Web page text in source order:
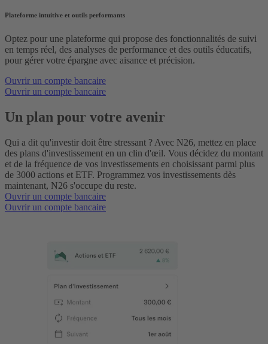
Plateforme intuitive et outils performants
Optez pour une plateforme qui propose des fonctionnalités de suivi
en temps réel, des analyses de performance et des outils éducatifs,
pour gérer votre épargne avec aisance et précision.
Ouvrir un compte bancaire
Ouvrir un compte bancaire
Un plan pour votre avenir
Qui a dit qu'investir doit être stressant ? Avec N26, mettez en place
des plans d'investissement en un clin d'œil. Vous décidez du montant
et de la fréquence de vos investissements en choisissant parmi plus
de 3000 actions et ETF. Programmez vos investissements dès
maintenant, N26 s'occupe du reste.
Ouvrir un compte bancaire
Ouvrir un compte bancaire